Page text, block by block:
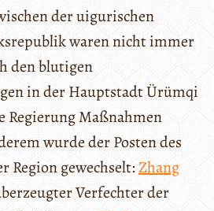
der uigurischen
waren nicht immer
den blutigen
in der Hauptstadt Ürümqi
Regierung Maßnahmen
wurde der Posten des
Region gewechselt:Zhang
Verfechter der